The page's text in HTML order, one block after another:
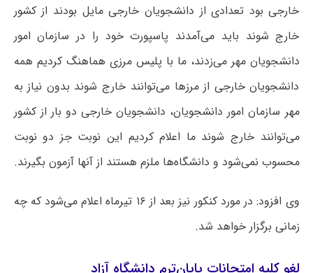
خارجی بود تعدادی از دانشجویان خارجی مایل بودند از کشور
خارج شوند باید می‌آمدند پاسپورت خود را در سازمان امور
دانشجویان مهر می‌زدند، ما با پلیس مرزی هماهنگ کردیم همه
دانشجویان خارجی از مرزها می‌توانند خارج شوند بدون نیاز به
مهر سازمان امور دانشجویان، دانشجویان خارجی دو بار از کشور
می‌توانند خارج شوند ما اعلام کردیم این نوبت جز دو نوبت
محسوب نمی‌شود و دانشگاه‌ها ملزم هستند از آنها آزمون بگیرند.
وی افزود: در مورد کنکور نیز بعد از ۱۶ تیرماه اعلام می‌شود که چه
زمانی برگزار خواهد شد.
لغو کلیه امتحانات پایان‌ترم دانشگاه آزاد